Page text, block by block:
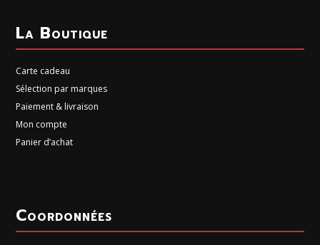
La Boutique
Carte cadeau
Sélection par marques
Paiement & livraison
Mon compte
Panier d’achat
Coordonnées